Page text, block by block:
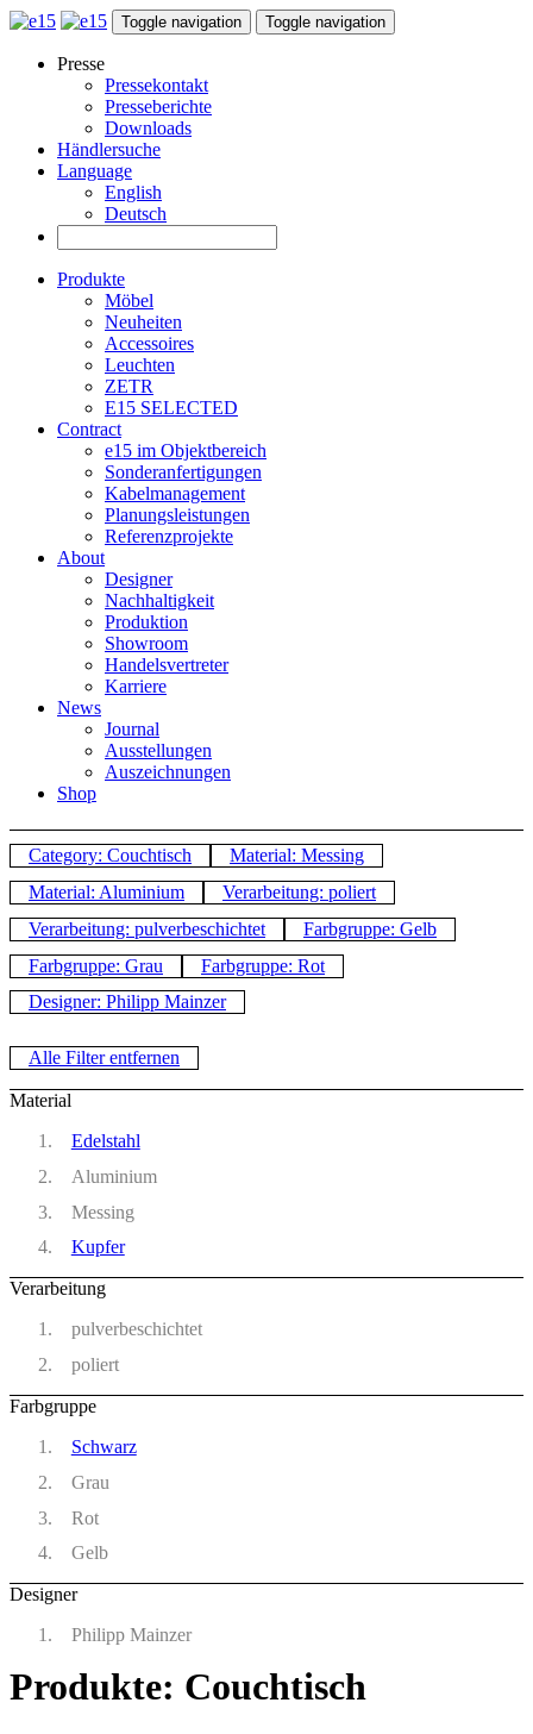
Toggle navigation Toggle navigation
Presse
Pressekontakt
Presseberichte
Downloads
Händlersuche
Language
English
Deutsch
Produkte
Möbel
Neuheiten
Accessoires
Leuchten
ZETR
E15 SELECTED
Contract
e15 im Objektbereich
Sonderanfertigungen
Kabelmanagement
Planungsleistungen
Referenzprojekte
About
Designer
Nachhaltigkeit
Produktion
Showroom
Handelsvertreter
Karriere
News
Journal
Ausstellungen
Auszeichnungen
Shop
Category: Couchtisch
Material: Messing
Material: Aluminium
Verarbeitung: poliert
Verarbeitung: pulverbeschichtet
Farbgruppe: Gelb
Farbgruppe: Grau
Farbgruppe: Rot
Designer: Philipp Mainzer
Alle Filter entfernen
Material
Edelstahl
Aluminium
Messing
Kupfer
Verarbeitung
pulverbeschichtet
poliert
Farbgruppe
Schwarz
Grau
Rot
Gelb
Designer
Philipp Mainzer
Produkte: Couchtisch